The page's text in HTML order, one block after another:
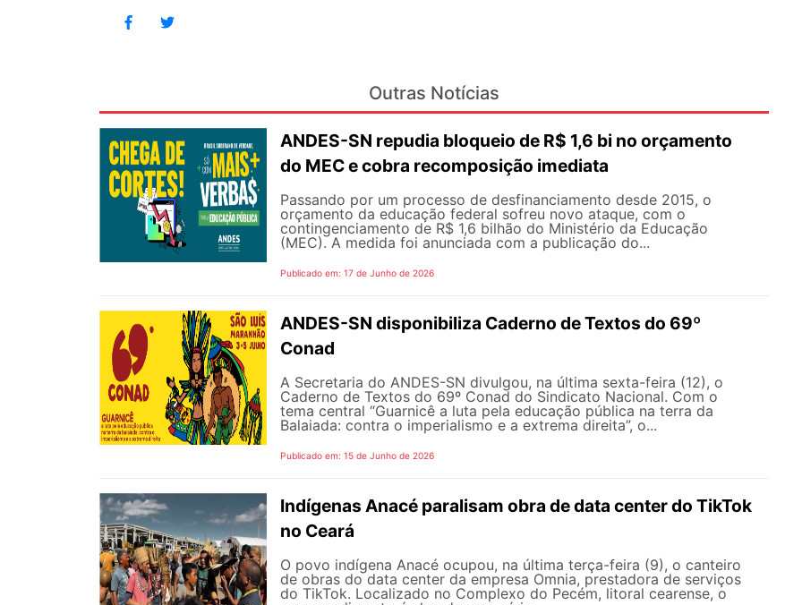
Outras Notícias
ANDES-SN repudia bloqueio de R$ 1,6 bi no orçamento
do MEC e cobra recomposição imediata
Passando por um processo de desfinanciamento desde 2015, o
orçamento da educação federal sofreu novo ataque, com o
contingenciamento de R$ 1,6 bilhão do Ministério da Educação
(MEC). A medida foi anunciada com a publicação do...
Publicado em: 17 de Junho de 2026
ANDES-SN disponibiliza Caderno de Textos do 69º
Conad
A Secretaria do ANDES-SN divulgou, na última sexta-feira (12), o
Caderno de Textos do 69º Conad do Sindicato Nacional. Com o
tema central “Guarnicê a luta pela educação pública na terra da
Balaiada: contra o imperialismo e a extrema direita”, o...
Publicado em: 15 de Junho de 2026
Indígenas Anacé paralisam obra de data center do TikTok
no Ceará
O povo indígena Anacé ocupou, na última terça-feira (9), o canteiro
de obras do data center da empresa Omnia, prestadora de serviços
do TikTok. Localizado no Complexo do Pecém, litoral cearense, o